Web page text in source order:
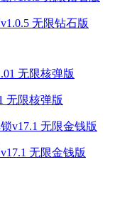
无限钻石版
无限核弹版
无限金钱版